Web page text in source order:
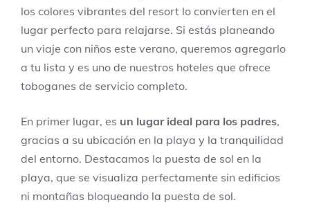
los colores vibrantes del resort lo convierten en el
lugar perfecto para relajarse. Si estás planeando
un viaje con niños este verano, queremos agregarlo
a tu lista y es uno de nuestros hoteles que ofrece
toboganes de servicio completo.
En primer lugar, es un lugar ideal para los padres,
gracias a su ubicación en la playa y la tranquilidad
del entorno. Destacamos la puesta de sol en la
playa, que se visualiza perfectamente sin edificios
ni montañas bloqueando la puesta de sol.